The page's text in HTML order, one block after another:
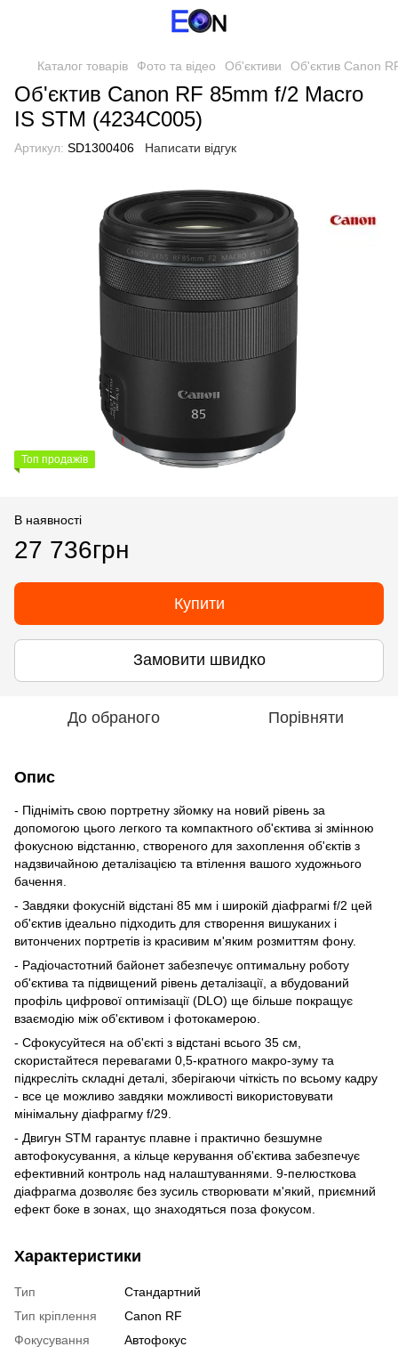
Каталог товарів Фото та відео Об'єктиви Об'єктив Canon
Об'єктив Canon RF 85mm f/2 Macro
IS STM (4234C005)
Артикул: SD1300406 Написати відгук
Топ продажів
В наявності
27 736грн
Купити
Замовити швидко
До обраного Порівняти
Опис
- Підніміть свою портретну зйомку на новий рівень за
допомогою цього легкого та компактного об'єктива зі змінною
фокусною відстанню, створеного для захоплення об'єктів з
надзвичайною деталізацією та втілення вашого художнього
бачення.
- Завдяки фокусній відстані 85 мм і широкій діафрагмі f/2 цей
об'єктив ідеально підходить для створення вишуканих і
витончених портретів із красивим м'яким розмиттям фону.
- Радіочастотний байонет забезпечує оптимальну роботу
об'єктива та підвищений рівень деталізації, а вбудований
профіль цифрової оптимізації (DLO) ще більше покращує
взаємодію між об'єктивом і фотокамерою.
- Сфокусуйтеся на об'єкті з відстані всього 35 см,
скористайтеся перевагами 0,5-кратного макро-зуму та
підкресліть складні деталі, зберігаючи чіткість по всьому кадру
- все це можливо завдяки можливості використовувати
мінімальну діафрагму f/29.
- Двигун STM гарантує плавне і практично безшумне
автофокусування, а кільце керування об'єктива забезпечує
ефективний контроль над налаштуваннями. 9-пелюсткова
діафрагма дозволяє без зусиль створювати м'який, приємний
ефект боке в зонах, що знаходяться поза фокусом.
Характеристики
Тип
Стандартний
Тип кріплення
Canon RF
Фокусування
Автофокус